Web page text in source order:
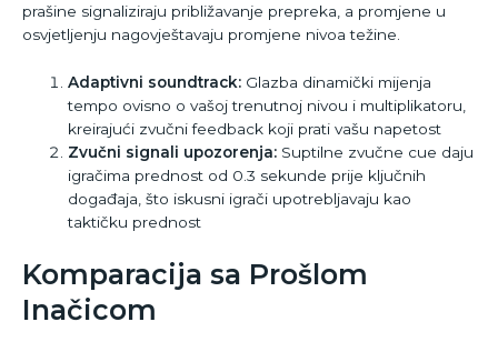
prašine signaliziraju približavanje prepreka, a promjene u
osvjetljenju nagovještavaju promjene nivoa težine.
Adaptivni soundtrack: Glazba dinamički mijenja
tempo ovisno o vašoj trenutnoj nivou i multiplikatoru,
kreirajući zvučni feedback koji prati vašu napetost
Zvučni signali upozorenja: Suptilne zvučne cue daju
igračima prednost od 0.3 sekunde prije ključnih
događaja, što iskusni igrači upotrebljavaju kao
taktičku prednost
Komparacija sa Prošlom
Inačicom